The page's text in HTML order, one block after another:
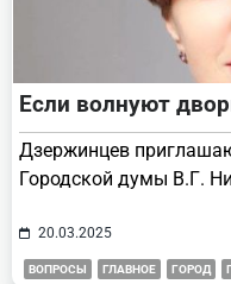
Если волнуют
Дзержинцев
Городской думы В.Г.
20.03.2025
ВОПРОСЫ ГЛАВНОЕ ГОРОД